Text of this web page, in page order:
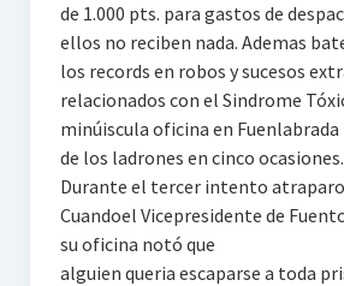
de 1.000 pts. para gastos de
ellos no reciben nada. Ademas
los records en robos y sucesos
relacionados con el Sindrome
minúiscula oficina en Fuenlabrada
de los ladrones en cinco ocasiones.
Durante el tercer intento
Cuandoel Vicepresidente de
su oficina notó que
alguien queria escaparse a toda